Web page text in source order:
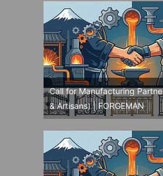
Call for Manufacturing
& Artisans) | FORGEMAN